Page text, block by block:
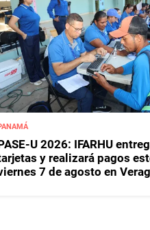
U 2026: IFARHU
y realizará pagos
7 de agosto en